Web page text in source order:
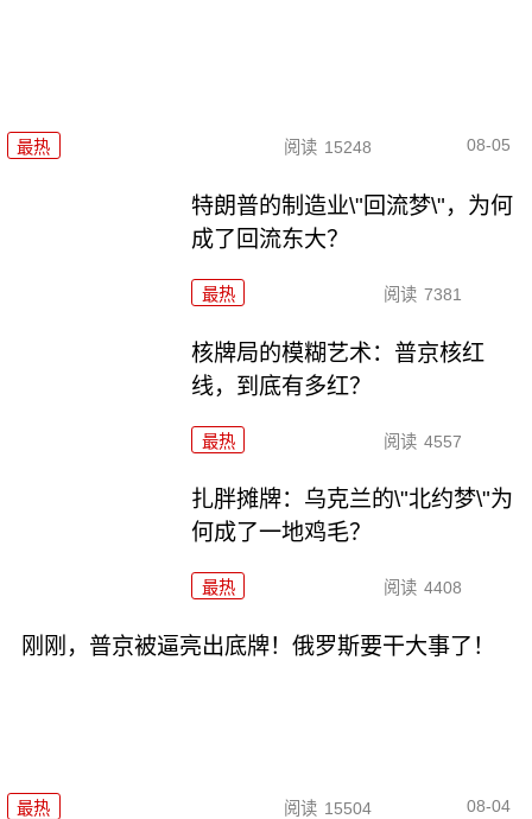
最热 阅读 15248 08-05
特朗普的制造业\"回流梦\"，为何
成了回流东大？
最热 阅读 7381
核牌局的模糊艺术：普京核红
线，到底有多红？
最热 阅读 4557
扎胖摊牌：乌克兰的\"北约梦\"为
何成了一地鸡毛？
最热 阅读 4408
刚刚，普京被逼亮出底牌！俄罗斯要干大事了！
最热 阅读 15504 08-04